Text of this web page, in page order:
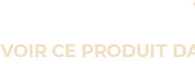
VOIR CE PRODUIT